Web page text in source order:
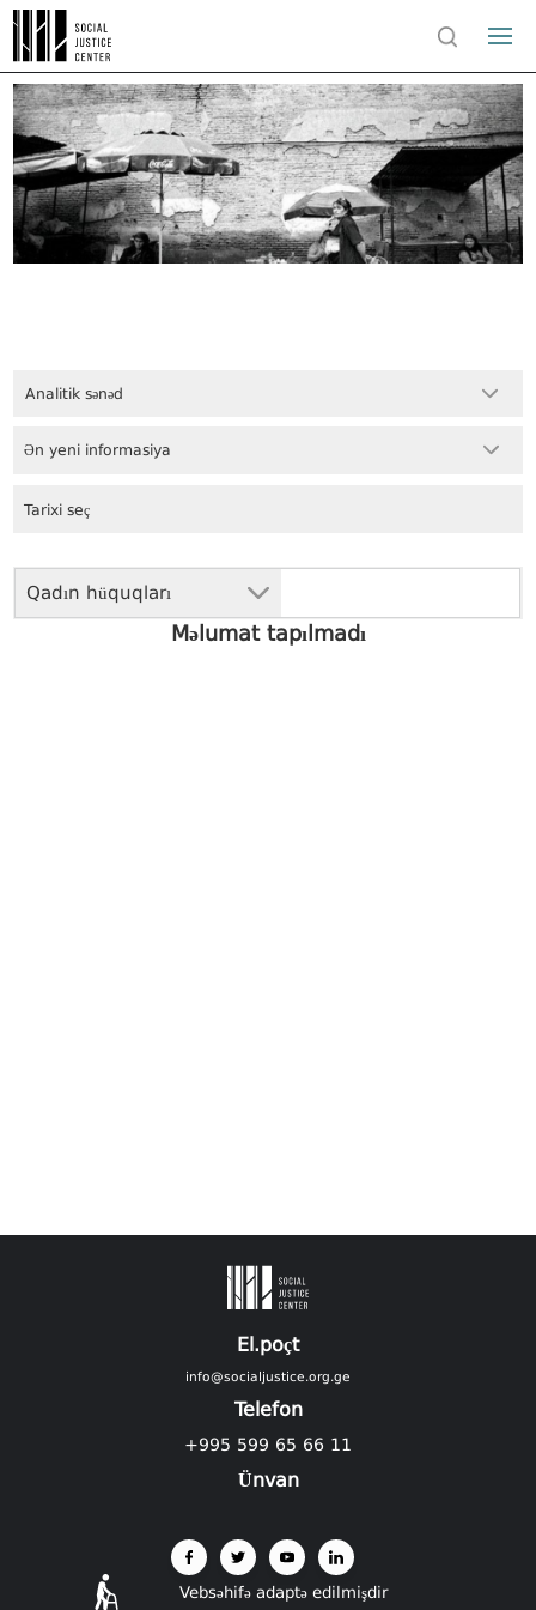
Analitik sənəd
Qadın hüquqları
Ən yeni informasiya
Məlumat tapılmadı
El.poçt
info@socialjustice.org.ge
Telefon
+995 599 65 66 11
Ünvan
Vebsəhifə adaptə edilmişdir